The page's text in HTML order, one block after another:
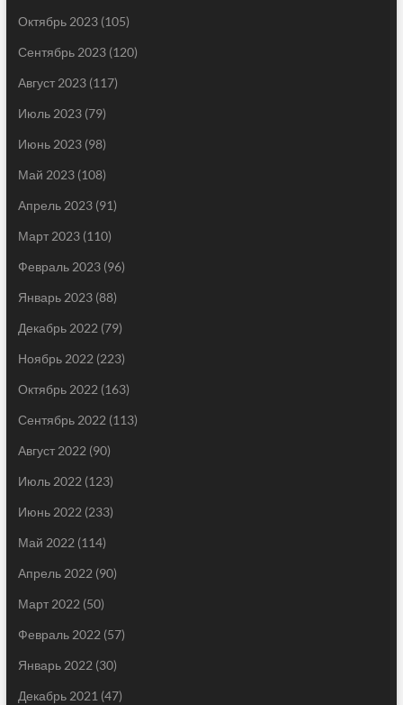
Октябрь 2023(105)
Сентябрь 2023(120)
Август 2023(117)
Июль 2023(79)
Июнь 2023(98)
Май 2023(108)
Апрель 2023(91)
Март 2023(110)
Февраль 2023(96)
Январь 2023(88)
Декабрь 2022 (79)
Ноябрь 2022 (223)
Октябрь 2022 (163)
Сентябрь 2022 (113)
Август 2022 (90)
Июль 2022 (123)
Июнь 2022 (233)
Май 2022 (114)
Апрель 2022 (90)
Март 2022 (50)
Февраль 2022 (57)
Январь 2022 (30)
Декабрь 2021 (47)